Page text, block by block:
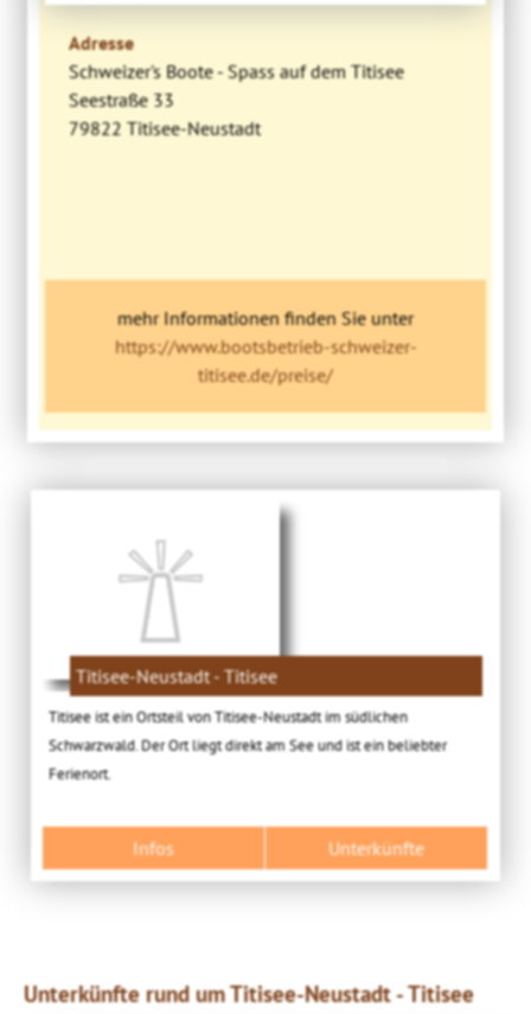
Adresse
Schweizer's Boote - Spass auf dem Titisee
Seestraße 33
79822 Titisee-Neustadt
mehr Informationen finden Sie unter
https://www.bootsbetrieb-schweizer-
titisee.de/preise/
Titisee-Neustadt - Titisee
Titisee ist ein Ortsteil von Titisee-Neustadt im südlichen
Schwarzwald. Der Ort liegt direkt am See und ist ein beliebter
Ferienort.
Infos Unterkünfte
Unterkünfte rund um Titisee-Neustadt - Titisee